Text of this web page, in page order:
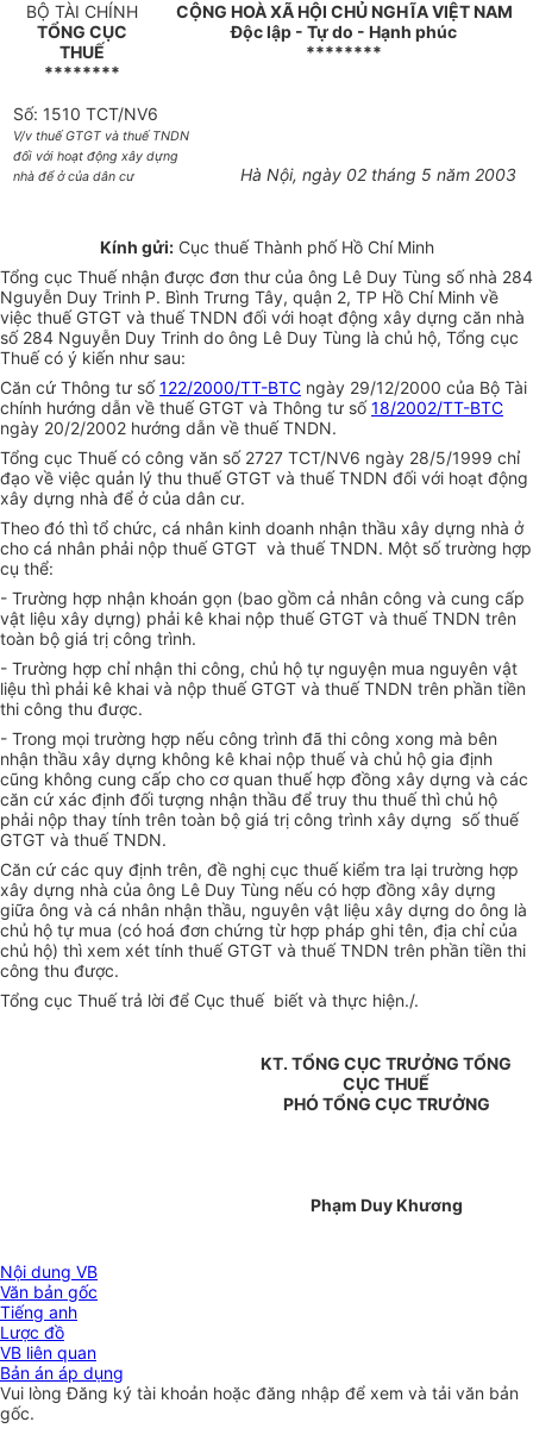
BỘ TÀI CHÍNH
TỔNG CỤC
THUẾ
********
CỘNG HOÀ XÃ HỘI CHỦ NGHĨA VIỆT NAM
Độc lập - Tự do - Hạnh phúc
********
Số: 1510 TCT/NV6
V/v thuế GTGT và thuế TNDN
đối với hoạt động xây dựng
nhà để ở của dân cư
Hà Nội, ngày 02 tháng 5 năm 2003
Kính gửi:Cục thuế Thành phố Hồ Chí Minh
Tổng cục Thuế nhận được đơn thư của ông Lê Duy Tùng số nhà 284
Nguyễn Duy Trinh P. Bình Trưng Tây, quận 2, TP Hồ Chí Minh về
việc thuế GTGT và thuế TNDN đối với hoạt động xây dựng căn nhà
số 284 Nguyễn Duy Trinh do ông Lê Duy Tùng là chủ hộ, Tổng cục
Thuế có ý kiến như sau:
Căn cứ Thông tư số122/2000/TT-BTC ngày 29/12/2000 của Bộ Tài
chính hướng dẫn về thuế GTGT và Thông tư số18/2002/TT-BTC
ngày 20/2/2002 hướng dẫn về thuế TNDN.
Tổng cục Thuế có công văn số 2727 TCT/NV6 ngày 28/5/1999 chỉ
đạo về việc quản lý thu thuế GTGT và thuế TNDN đối với hoạt động
xây dựng nhà để ở của dân cư.
Theo đó thì tổ chức, cá nhân kinh doanh nhận thầu xây dựng nhà ở
cho cá nhân phải nộp thuế GTGT và thuế TNDN. Một số trường hợp
cụ thể:
- Trường hợp nhận khoán gọn (bao gồm cả nhân công và cung cấp
vật liệu xây dựng) phải kê khai nộp thuế GTGT và thuế TNDN trên
toàn bộ giá trị công trình.
- Trường hợp chỉ nhận thi công, chủ hộ tự nguyện mua nguyên vật
liệu thì phải kê khai và nộp thuế GTGT và thuế TNDN trên phần tiền
thi công thu được.
- Trong mọi trường hợp nếu công trình đã thi công xong mà bên
nhận thầu xây dựng không kê khai nộp thuế và chủ hộ gia định
cũng không cung cấp cho cơ quan thuế hợp đồng xây dựng và các
căn cứ xác định đối tượng nhận thầu để truy thu thuế thì chủ hộ
phải nộp thay tính trên toàn bộ giá trị công trình xây dựng số thuế
GTGT và thuế TNDN.
Căn cứ các quy định trên, đề nghị cục thuế kiểm tra lại trường hợp
xây dựng nhà của ông Lê Duy Tùng nếu có hợp đồng xây dựng
giữa ông và cá nhân nhận thầu, nguyên vật liệu xây dựng do ông là
chủ hộ tự mua (có hoá đơn chứng từ hợp pháp ghi tên, địa chỉ của
chủ hộ) thì xem xét tính thuế GTGT và thuế TNDN trên phần tiền thi
công thu được.
Tổng cục Thuế trả lời để Cục thuế biết và thực hiện./.
KT. TỔNG CỤC TRƯỞNG TỔNG
CỤC THUẾ
PHÓ TỔNG CỤC TRƯỞNG
Phạm Duy Khương
Nội dung VB
Văn bản gốc
Tiếng anh
Lược đồ
VB liên quan
Bản án áp dụng
Vui lòngĐăng ký tài khoản hoặc đăng nhập để xem và tải văn bản
gốc.